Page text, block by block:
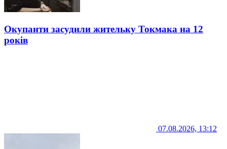
Окупанти засудили жительку Токмака на 12
років
07.08.2026, 13:12